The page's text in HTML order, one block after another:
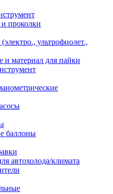
проколки
ультрофиолет.,
и материал для пайки
баллоны
автохолода/климата